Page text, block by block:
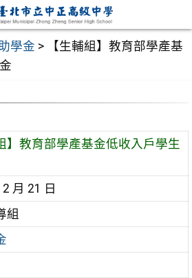
學金 >
【生輔組】教育部學產基
】教育部學產基金低收入戶學生
月 21 日
組